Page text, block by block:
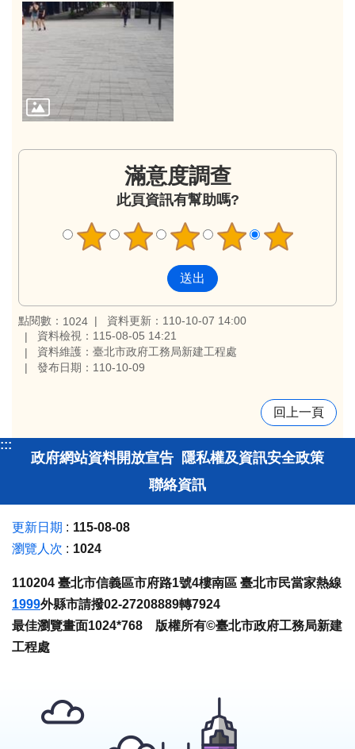
滿意度調查
此頁資訊有幫助嗎?
點閱數： 1024
資料更新：110-10-07 14:00
資料檢視：115-08-05 14:21
資料維護：臺北市政府工務局新建工程處
發布日期：110-10-09
回上一頁
:::
政府網站資料開放宣告 隱私權及資訊安全政策
聯絡資訊
更新日期
115-08-08
瀏覽人次
1024
110204 臺北市信義區市府路1號4樓南區 臺北市民當家熱線
1999外縣市請撥02-27208889轉7924
最佳瀏覽畫面1024*768 版權所有©臺北市政府工務局新建
工程處